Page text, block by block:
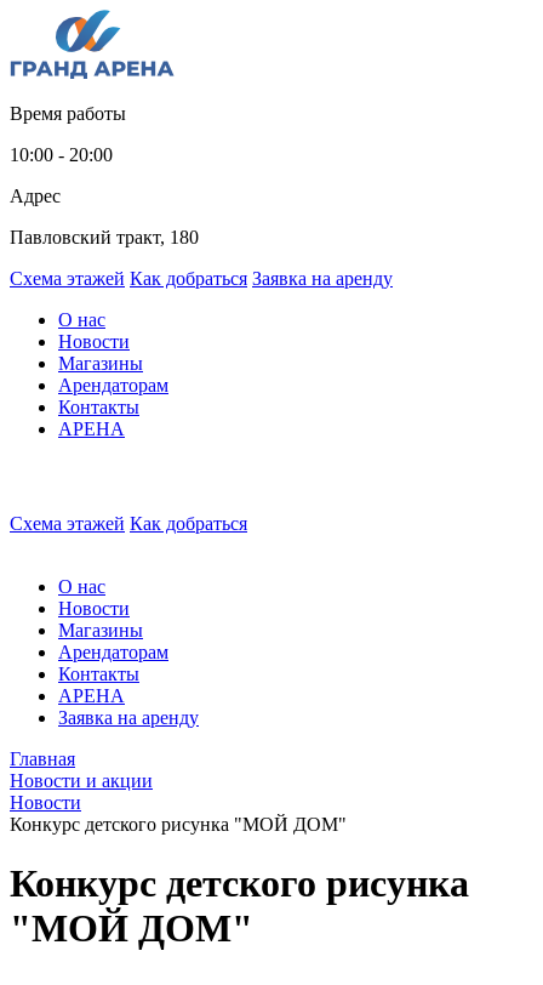
Время работы
10:00 - 20:00
Адрес
Павловский тракт, 180
Схема этажей Как добраться Заявка на аренду
О нас
Новости
Магазины
Арендаторам
Контакты
АРЕНА
Схема этажей Как добраться
О нас
Новости
Магазины
Арендаторам
Контакты
АРЕНА
Заявка на аренду
Мебельные
магазины
Барнауле
-
Новости
Новости
Гранд
Арена.
мягкой
корпусной
Главная
Новости и акции
Новости
Конкурс детского рисунка "МОЙ ДОМ"
Конкурс детского рисунка
"МОЙ ДОМ"